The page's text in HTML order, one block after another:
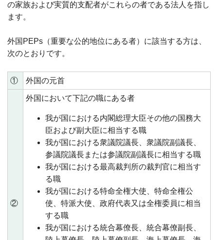
の家族および実質的支配者がこれらの者である法人を指し
ます。
外国PEPs（重要な公的地位にある者）に該当する方は、
次のとおりです。
① 外国の元首
②
外国において下記の職にある者
我が国における内閣総理大臣その他の国務大
臣および副大臣に相当する職
我が国における衆議院議長、衆議院副議長、
参議院議長または参議院副議長に相当する職
我が国における最高裁判所の裁判官に相当す
る職
我が国における特命全権大使、特命全権公
使、特派大使、政府代表又は全権委員に相当
する職
我が国における統合幕僚長、統合幕僚副長、